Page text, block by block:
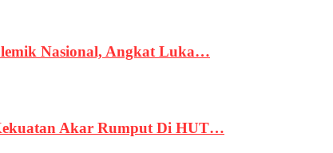
Nasional, Angkat Luka…
Akar Rumput Di HUT…